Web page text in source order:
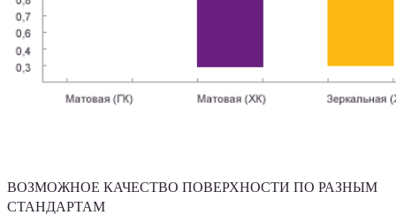
ВОЗМОЖНОЕ КАЧЕСТВО ПОВЕРХНОСТИ ПО РАЗНЫМ
СТАНДАРТАМ